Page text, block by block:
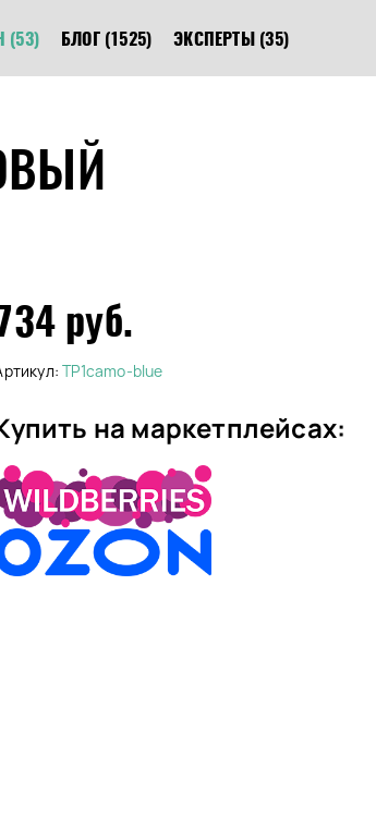
(53) БЛОГ (1525) ЭКСПЕРТЫ (35)
руб.
TP1camo-blue
на маркетплейсах: